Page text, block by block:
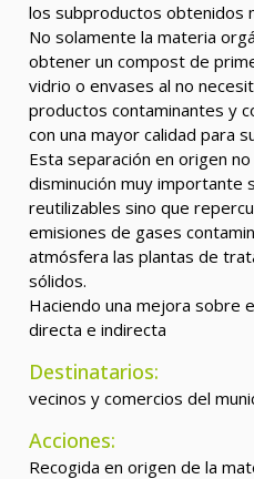
los subproductos obtenidos
No solamente la materia
obtener un compost de
vidrio o envases al no
productos contaminantes y
con una mayor calidad para
Esta separación en origen
disminución muy importante
reutilizables sino que
emisiones de gases
atmósfera las plantas de
sólidos.
Haciendo una mejora sobre
directa e indirecta
Destinatarios:
vecinos y comercios del
Acciones:
Recogida en origen de la